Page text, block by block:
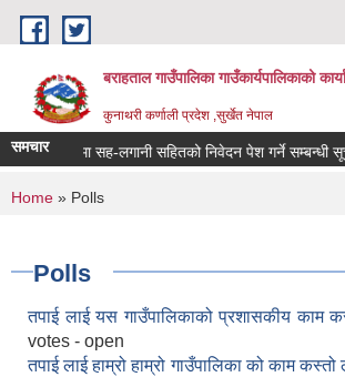
Skip to main content
बराहताल गाउँपालिका गाउँकार्यपालिकाको
कुनाथरी कर्णाली प्रदेश ,सुर्खेत नेपाल
समचार
कार्यक्रममा सह-लगानी सहितको निवेदन पेश गर्ने सम्बन्धी
You are here
Home » Polls
Polls
तपाई लाई यस गाउँपालिकाको प्रशासकीय काम
votes - open
तपाई लाई हाम्रो हाम्रो गाउँपालिका को काम कस्तो